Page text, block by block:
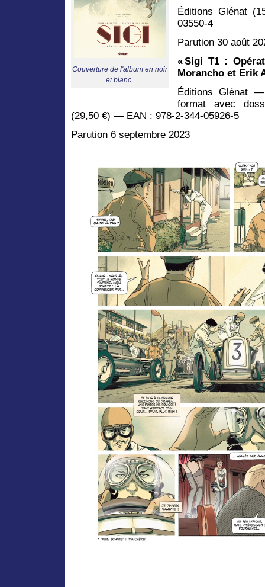
Couverture de l'album en noir
et blanc.
Éditions Glénat
03550-4
Parution 30 août
« Sigi T1 :
Morancho et Erik
Éditions Glénat
format avec
(29,50 €) — EAN : 978-2-344-05926-5
Parution 6 septembre 2023